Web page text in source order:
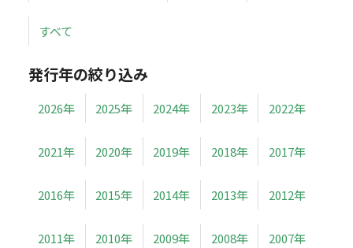
すべて
発行年の絞り込み
2026年 2025年 2024年 2023年 2022年
2021年 2020年 2019年 2018年 2017年
2016年 2015年 2014年 2013年 2012年
2011年 2010年 2009年 2008年 2007年